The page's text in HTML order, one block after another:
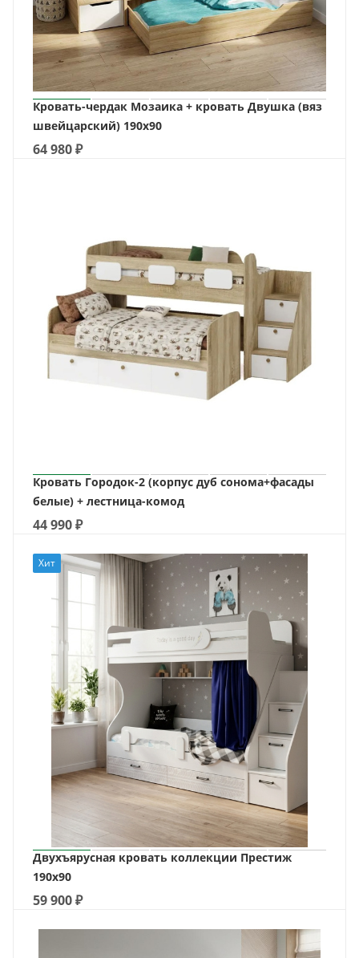
Кровать-чердак Мозаика + кровать Двушка (вяз
швейцарский) 190х90
64 980₽
Кровать Городок-2 (корпус дуб сонома+фасады
белые) + лестница-комод
44 990₽
Хит
Двухъярусная кровать коллекции Престиж
190х90
59 900₽